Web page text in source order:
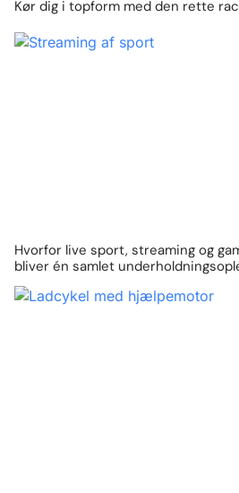
Kør dig i topform med den rette
Hvorfor live sport, streaming og
bliver én samlet